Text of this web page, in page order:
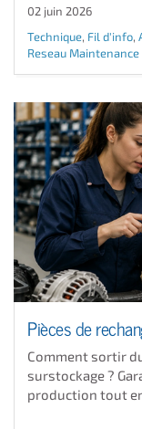
02 juin 2026
Technique, Fil d'info,
Reseau Maintenance
Pièces de
Comment sortir
surstockage ?
production tout